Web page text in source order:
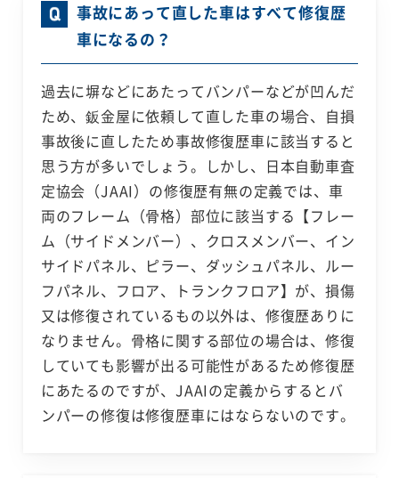
事故にあって直した車はすべて修復歴
車になるの？
過去に塀などにあたってバンパーなどが凹んだ
ため、鈑金屋に依頼して直した車の場合、自損
事故後に直したため事故修復歴車に該当すると
思う方が多いでしょう。しかし、日本自動車査
定協会（JAAI）の修復歴有無の定義では、車
両のフレーム（骨格）部位に該当する【フレー
ム（サイドメンバー）、クロスメンバー、イン
サイドパネル、ピラー、ダッシュパネル、ルー
フパネル、フロア、トランクフロア】が、損傷
又は修復されているもの以外は、修復歴ありに
なりません。骨格に関する部位の場合は、修復
していても影響が出る可能性があるため修復歴
にあたるのですが、JAAIの定義からするとバ
ンパーの修復は修復歴車にはならないのです。